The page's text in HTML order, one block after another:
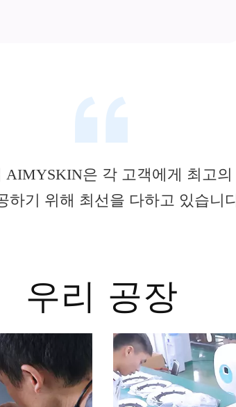
AIMYSKIN은 각 고객에게 최고
하기 위해 최선을 다하고 있습니
우리 공장